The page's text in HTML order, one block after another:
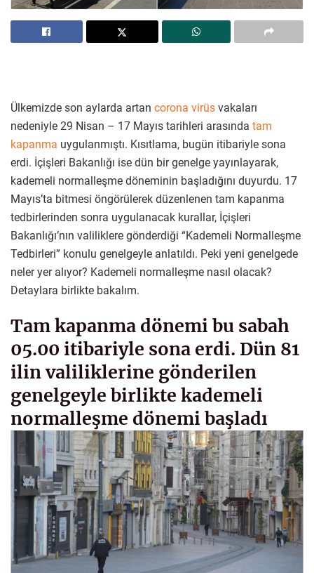
Ülkemizde son aylarda artan corona virüs vakaları
nedeniyle 29 Nisan – 17 Mayıs tarihleri arasında tam
kapanma uygulanmıştı. Kısıtlama, bugün itibariyle sona
erdi. İçişleri Bakanlığı ise dün bir genelge yayınlayarak,
kademeli normalleşme döneminin başladığını duyurdu. 17
Mayıs’ta bitmesi öngörülerek düzenlenen tam kapanma
tedbirlerinden sonra uygulanacak kurallar, İçişleri
Bakanlığı’nın valiliklere gönderdiği “Kademeli Normalleşme
Tedbirleri” konulu genelgeyle anlatıldı. Peki yeni genelgede
neler yer alıyor? Kademeli normalleşme nasıl olacak?
Detaylara birlikte bakalım.
Tam kapanma dönemi bu sabah
05.00 itibariyle sona erdi. Dün 81
ilin valiliklerine gönderilen
genelgeyle birlikte kademeli
normalleşme dönemi başladı